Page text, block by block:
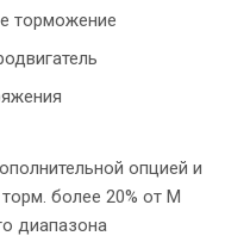
торможение
опцией и
более 20% от М
диапазона